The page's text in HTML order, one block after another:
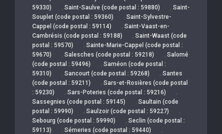
59330)
, Saint-Saulve (code postal : 59880) , Saint-
Souplet (code postal : 59360)
, Saint-Sylvestre-
Cappel (code postal : 59114)
, Saint-Vaast-en-
Cambrésis (code postal : 59188)
, Saint-Waast (code
postal : 59570)
, Sainte-Marie-Cappel (code postal :
59670)
, Salesches (code postal : 59218) , Salomé
(code postal : 59496)
, Saméon (code postal :
59310)
, Sancourt (code postal : 59268) , Santes
(code postal : 59211)
, Sars-et-Rosières (code postal
: 59230)
, Sars-Poteries (code postal : 59216) ,
Sassegnies (code postal : 59145) , Saultain (code
postal : 59990)
, Saulzoir (code postal : 59227) ,
Sebourg (code postal : 59990) , Seclin (code postal :
59113)
, Sémeries (code postal : 59440) ,